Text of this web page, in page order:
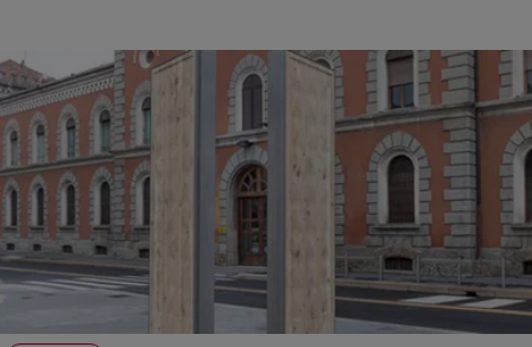
di
valore
Caso
settimana
Diversità
e
inclusione